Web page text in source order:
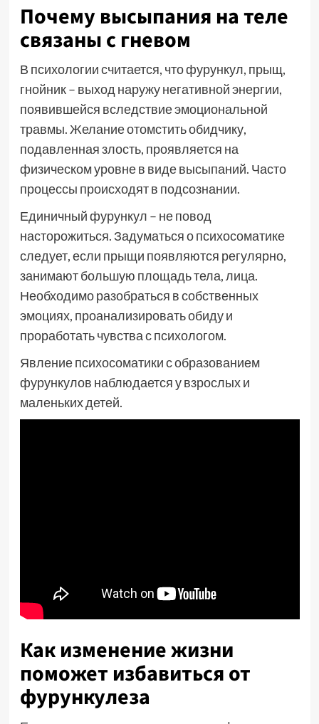
Почему высыпания на теле
связаны с гневом
В психологии считается, что фурункул, прыщ,
гнойник – выход наружу негативной энергии,
появившейся вследствие эмоциональной
травмы. Желание отомстить обидчику,
подавленная злость, проявляется на
физическом уровне в виде высыпаний. Часто
процессы происходят в подсознании.
Единичный фурункул – не повод
насторожиться. Задуматься о психосоматике
следует, если прыщи появляются регулярно,
занимают большую площадь тела, лица.
Необходимо разобраться в собственных
эмоциях, проанализировать обиду и
проработать чувства с психологом.
Явление психосоматики с образованием
фурункулов наблюдается у взрослых и
маленьких детей.
Как изменение жизни
поможет избавиться от
фурункулеза